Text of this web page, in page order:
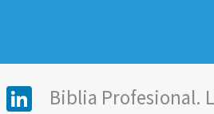
Biblia Profesional.